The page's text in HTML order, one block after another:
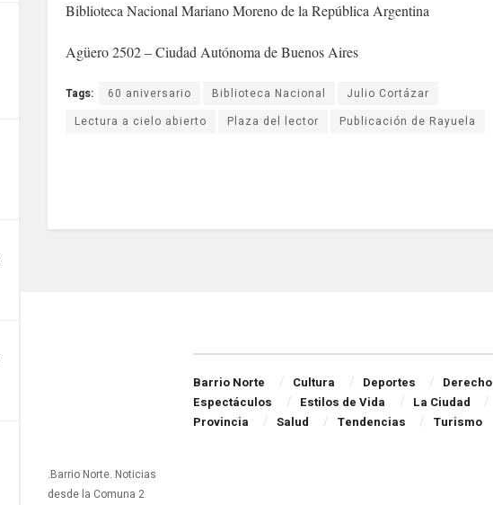
Biblioteca Nacional Mariano Moreno de la República Argentina
Agüero 2502 – Ciudad Autónoma de Buenos Aires
Tags: 60 aniversario Biblioteca Nacional
Julio Cortázar
Lectura a cielo abierto
Plaza del lector Publicación de Rayuela
.Barrio Norte. Noticias
desde la Comuna 2
Barrio Norte Cultura Deportes Derecho
Espectáculos
Estilos de Vida La Ciudad
Provincia
Salud Tendencias Turismo